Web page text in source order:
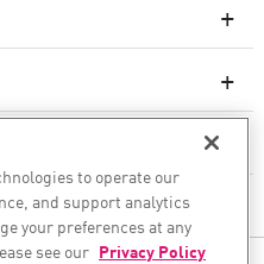
to operate our
and support analytics
your preferences at any
see our Privacy Policy